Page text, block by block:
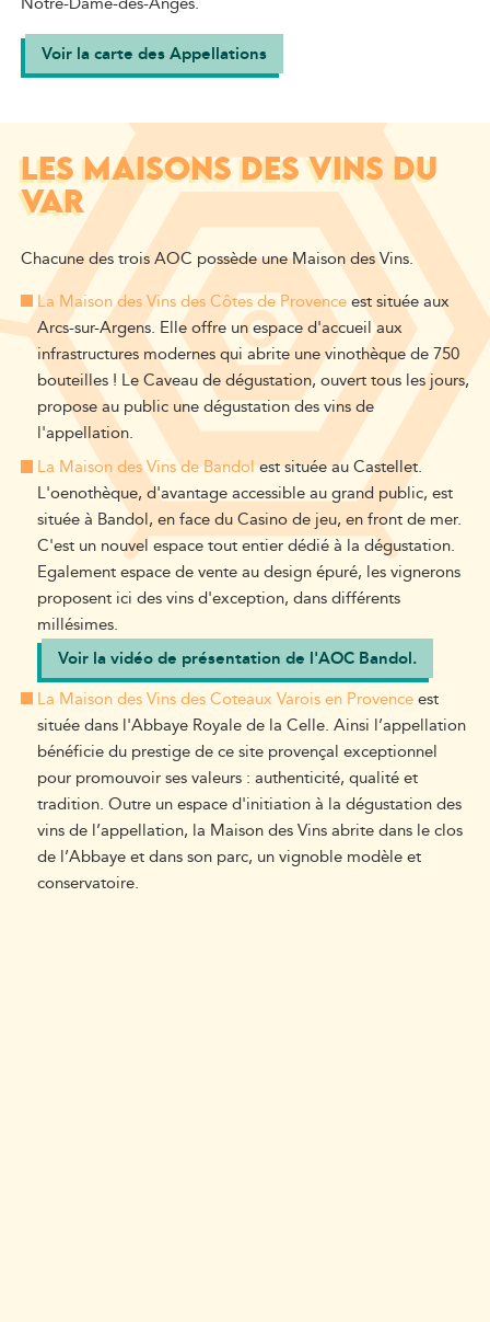
Voir la carte des Appellations
LES MAISONS DES VINS DU
VAR
Chacune des trois AOC possède une Maison des Vins.
La Maison des Vins des Côtes de Provenceest située aux
Arcs-sur-Argens. Elle offre un espace d'accueil aux
infrastructures modernes qui abrite une vinothèque de 750
bouteilles ! Le Caveau de dégustation, ouvert tous les jours,
propose au public une dégustation des vins de
l'appellation.
La Maison des Vins de Bandolest située au Castellet.
L'oenothèque, d'avantage accessible au grand public, est
située à Bandol, en face du Casino de jeu, en front de mer.
C'est un nouvel espace tout entier dédié à la dégustation.
Egalement espace de vente au design épuré, les vignerons
proposent ici des vins d'exception, dans différents
millésimes.
Voir la vidéo de présentation de l'AOC Bandol.
La Maison des Vins des Coteaux Varois en Provenceest
située dans l'Abbaye Royale de la Celle. Ainsi l’appellation
bénéficie du prestige de ce site provençal exceptionnel
pour promouvoir ses valeurs : authenticité, qualité et
tradition. Outre un espace d'initiation à la dégustation des
vins de l’appellation, la Maison des Vins abrite dans le clos
de l’Abbaye et dans son parc, un vignoble modèle et
conservatoire.